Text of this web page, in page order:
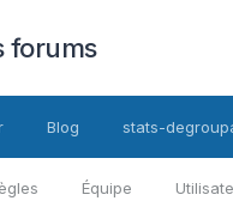
forums
Équipe
Blog stats-